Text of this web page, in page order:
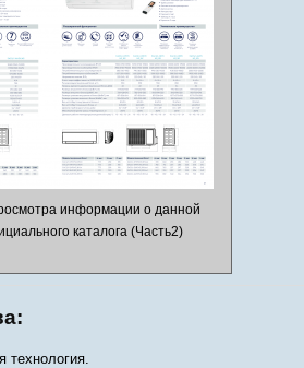
информации о данной
каталога (Часть2)
технология.